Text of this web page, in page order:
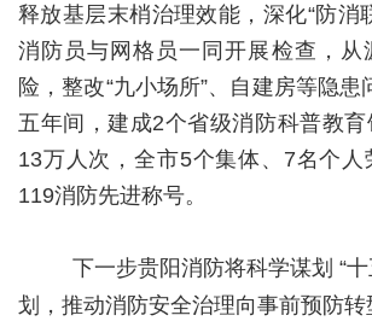
释放基层末梢治理效能，深化“防消
消防员与网格员一同开展检查，从
险，整改“九小场所”、自建房等隐患
五年间，建成2个省级消防科普教
13万人次，全市5个集体、7名个人
119消防先进称号。
下一步贵阳消防将科学谋划 “十
划，推动消防安全治理向事前预防